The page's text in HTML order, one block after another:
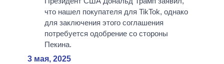
что нашел покупателя для TikTok, однако
для заключения этого соглашения
потребуется одобрение со стороны
Пекина.
3 мая, 2025